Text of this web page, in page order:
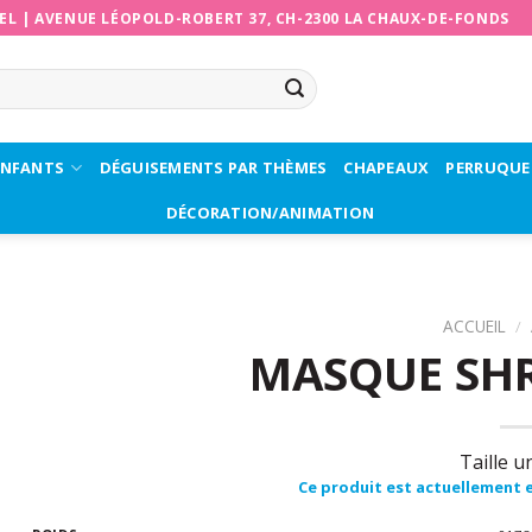
|AVENUE LÉOPOLD-ROBERT 37, CH-2300 LA CHAUX-DE-FONDS
DÉGUISEMENTS PAR THÈMES CHAPEAUX
DÉCORATION/ANIMATION
ACCUEIL /
MASQUE
Taille
Ce produit est actuellement